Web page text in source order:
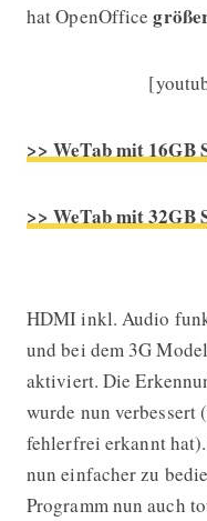
hat OpenOffice
>> WeTab mit 16GB
>> WeTab mit 32GB
HDMI inkl. Audio
und bei dem 3G
aktiviert. Die
wurde nun verbessert
fehlerfrei erkannt
nun einfacher zu
Programm nun auch